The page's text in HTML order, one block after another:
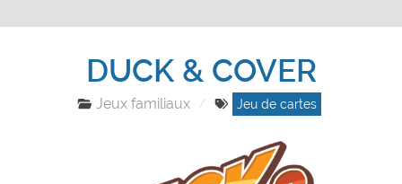
DUCK & COVER
Jeux familiaux Jeu de cartes